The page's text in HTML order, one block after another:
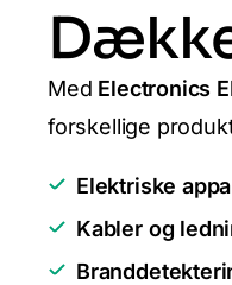
Med Electronics
forskellige
Elektriske
Kabler og